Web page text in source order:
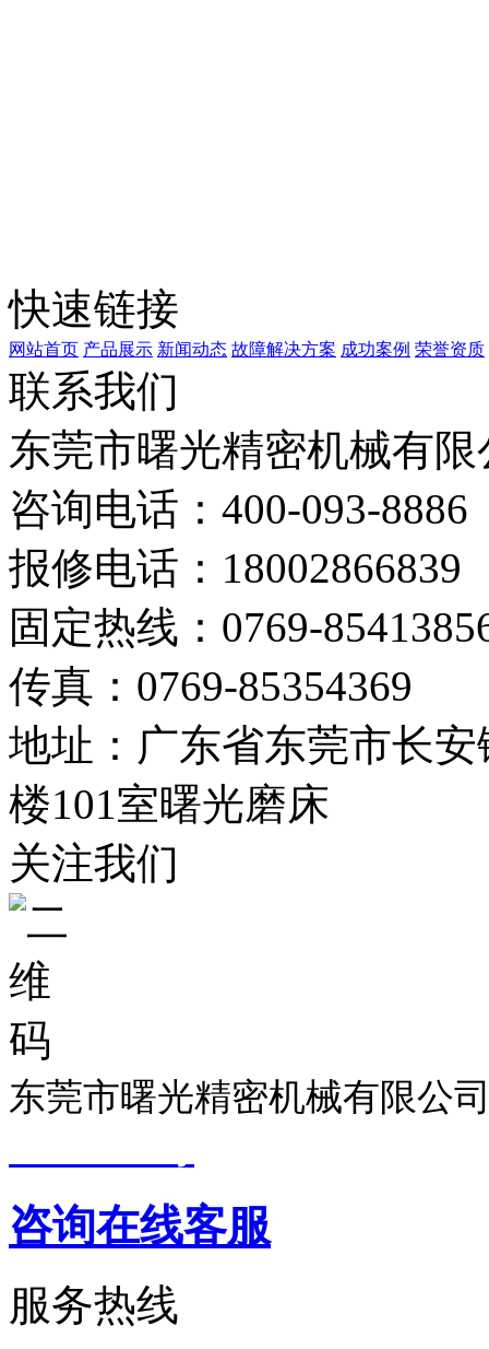
快速链接
网站首页 产品展示 新闻动态 故障解决方案 成功案例 荣誉资质
联系我们
东莞市曙光精密机械有限
咨询电话：400-093-8886
报修电话：18002866839
固定热线：0769-
传真：0769-85354369
地址：广东省东莞市长
楼101室曙光磨床
关注我们
东莞市曙光精密机械有限公
咨询在线客服
服务热线